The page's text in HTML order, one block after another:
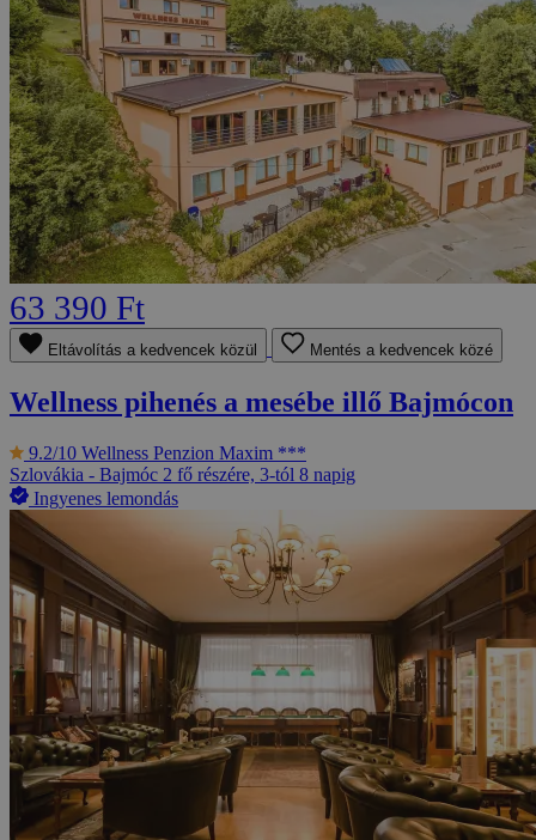
63 390 Ft
Eltávolítás a kedvencek közül Mentés a kedvencek közé
Wellness pihenés a mesébe illő Bajmócon
9.2/10 Wellness Penzion Maxim ***
Szlovákia - Bajmóc 2 fő részére, 3-tól 8 napig
Ingyenes lemondás